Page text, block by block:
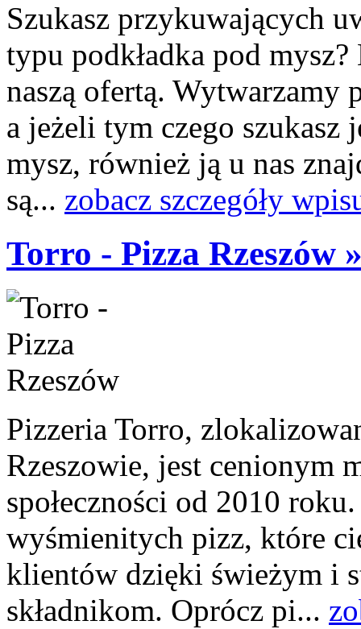
Szukasz przykuwających
typu podkładka pod
naszą ofertą. Wytwarzamy
a jeżeli tym czego szukasz
mysz, również ją u nas
są... zobacz szczegóły
Torro - Pizza Rzeszów
Pizzeria Torro,
Rzeszowie, jest cenionym
społeczności od 2010
wyśmienitych pizz, które
klientów dzięki świeżym i
składnikom. Oprócz pi...